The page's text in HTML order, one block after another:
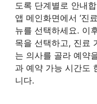
도록 단계별로 안내
앱 메인화면에서 ‘진
뉴를 선택하세요. 이
목을 선택하고, 진료
는 의사를 골라 예약
과 예약 가능 시간도
니다.